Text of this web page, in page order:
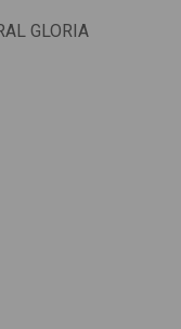
GLORIA